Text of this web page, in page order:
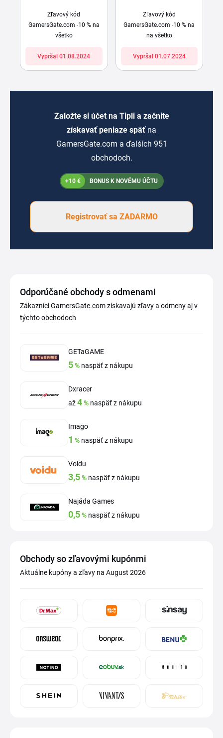
Zľavový kód
GamersGate.com -10 % na
všetko
Vypršal 01.08.2024
Zľavový kód
GamersGate.com -10 % na
na všetko
Vypršal 01.07.2024
Založte si účet na Tipli a začnite
získavať peniaze späť na
GamersGate.com a ďalších 951
obchodoch.
+10 € BONUS K NOVÉMU ÚČTU
Registrovať sa ZADARMO
Odporúčané obchody s odmenami
Zákazníci GamersGate.com získavajú zľavy a odmeny aj v
týchto obchodoch
GETaGAME
5% naspäť z nákupu
Dxracer
až4% naspäť z nákupu
Imago
1 % naspäť z nákupu
Voidu
3,5% naspäť z nákupu
Najáda Games
0,5% naspäť z nákupu
Obchody so zľavovými kupónmi
Aktuálne kupóny a zľavy na August 2026